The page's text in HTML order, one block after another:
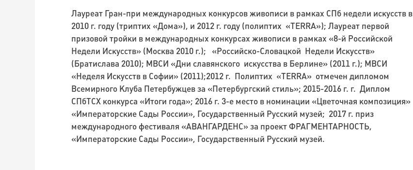
Лауреат Гран-при международных конкурсов живописи в рамках СПб недели искусств в
2010 г. году (триптих «Дома»), и 2012 г. году (полиптих «TERRA»); Лауреат первой
призовой тройки в международных конкурсах живописи в рамках «8-й Российской
Недели Искусств» (Москва 2010 г.); «Российско-Словацкой Недели Искусств»
(Братислава 2010); МВСИ «Дни славянского искусства в Берлине» (2011 г.); МВСИ
«Неделя Искусств в Софии» (2011);2012 г. Полиптих «TERRA» отмечен дипломом
Всемирного Клуба Петербужцев за «Петербургский стиль»; 2015-2016 г. г. Диплом
СПбТСХ конкурса «Итоги года»; 2016 г. 3-е место в номинации «Цветочная композиция»
«Императорские Сады России», Государственный Русский музей; 2017 г. приз
международного фестиваля «АВАНГАРДЕНС» за проект ФРАГМЕНТАРНОСТЬ,
«Императорские Сады России», Государственный Русский музей.